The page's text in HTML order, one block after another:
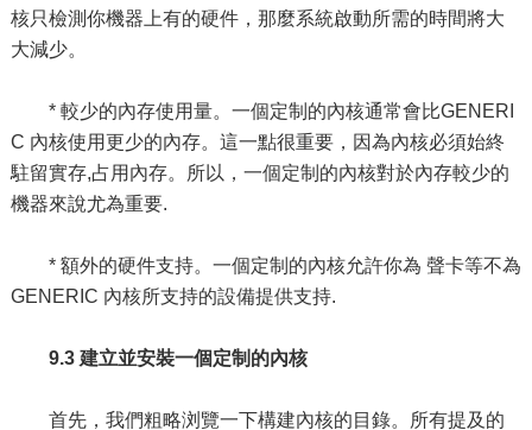
核只檢測你機器上有的硬件，那麼系統啟動所需的時間將大
大減少。
* 較少的內存使用量。一個定制的內核通常會比GENERI
C 內核使用更少的內存。這一點很重要，因為內核必須始終
駐留實存,占用內存。所以，一個定制的內核對於內存較少的
機器來說尤為重要.
* 額外的硬件支持。一個定制的內核允許你為 聲卡等不為
GENERIC 內核所支持的設備提供支持.
9.3 建立並安裝一個定制的內核
首先，我們粗略浏覽一下構建內核的目錄。所有提及的